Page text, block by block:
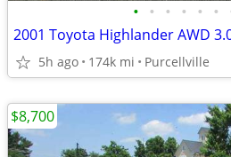
• • • • • •
2001 Toyota Highlander AWD
5h ago 174k mi Purcellville
$8,700